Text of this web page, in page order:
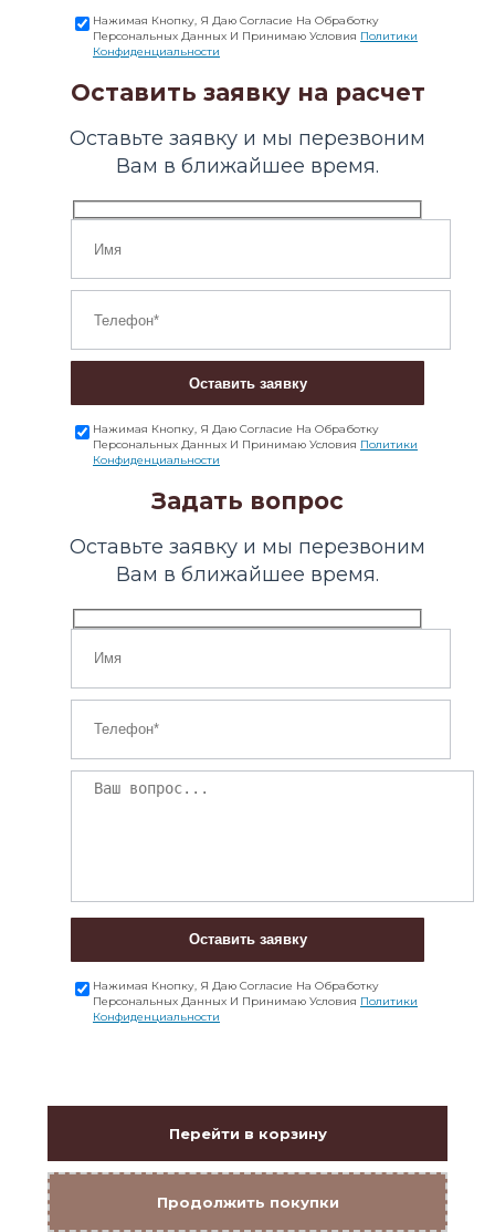
Нажимая Кнопку, Я Даю Согласие На Обработку
Персональных Данных И Принимаю Условия Политики
Конфиденциальности
Оставить заявку на расчет
Оставьте заявку и мы перезвоним
Вам в ближайшее время.
Оставить заявку
Нажимая Кнопку, Я Даю Согласие На Обработку
Персональных Данных И Принимаю Условия Политики
Конфиденциальности
Задать вопрос
Оставьте заявку и мы перезвоним
Вам в ближайшее время.
Оставить заявку
Нажимая Кнопку, Я Даю Согласие На Обработку
Персональных Данных И Принимаю Условия Политики
Конфиденциальности
Перейти в корзину
Продолжить покупки